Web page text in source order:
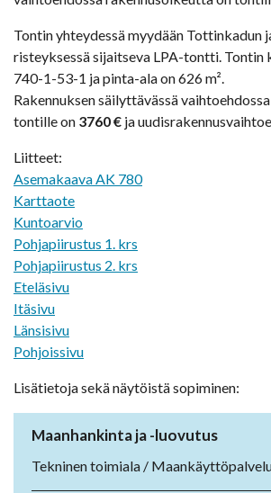
Tontin yhteydessä myydään Tottinkadun
risteyksessä sijaitseva LPA-tontti. Tontin
740-1-53-1 ja pinta-ala on 626 m².
Rakennuksen säilyttävässä
tontille on 3760 € ja
Liitteet:
Asemakaava AK 780
Karttaote
Kuntoarvio
Pohjapiirustus 1. krs
Pohjapiirustus 2. krs
Eteläsivu
Itäsivu
Länsisivu
Pohjoissivu
Lisätietoja sekä näytöistä sopiminen:
Maanhankinta ja -luovutus
Tekninen toimiala /